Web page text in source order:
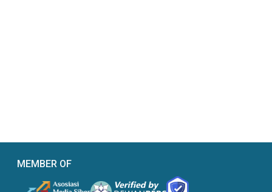
MEMBER OF